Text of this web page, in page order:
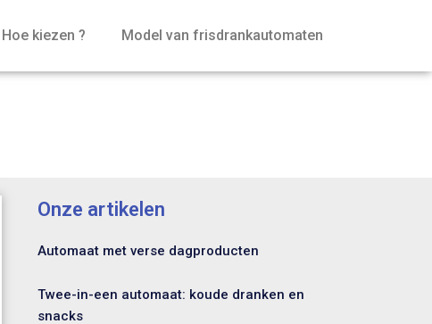
Hoe kiezen ? Model van frisdrankautomaten
Onze artikelen
Automaat met verse dagproducten
Twee-in-een automaat: koude dranken en
snacks